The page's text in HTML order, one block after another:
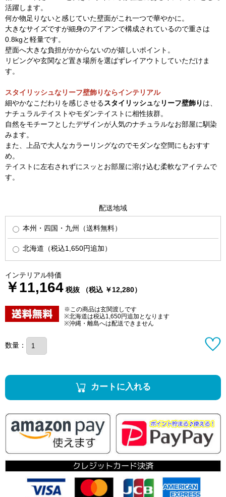
活躍します。
何か物足りないと感じていた壁面がこれ一つで華やかに。
大きなサイズですが細身のアイアンで構成されているので重さは
0.8kgと軽量です。
壁面へ大きな負担がかからないのが嬉しいポイント。
リビングや玄関など置き場所を選ばずレイアウトしていただけま
す。
スタイリッシュなリーフ壁飾りならインテリアル
細やかなこだわりを感じさせるスタイリッシュな リーフ壁飾り は、
ナチュラルテイストやモダンテイストに相性抜群。
自然をモチーフとしたデザインが人気のナチュラルなお部屋に馴染
みます。
また、上品で大人なカラーリングなのでモダンな空間にもおすす
め。
テイストに左右されずにスッとお部屋に溶け込む柔軟なアイテムで
す。
配送地域
本州・四国・九州（送料無料）
北海道（税込1,650円追加）
インテリアル特価
￥11,164 税抜 （税込 ￥12,280）
※この商品は玄関渡しです
※北海道は税込1,650円追加となります
※沖縄・離島へは配送できません
数量：
カートに入れる